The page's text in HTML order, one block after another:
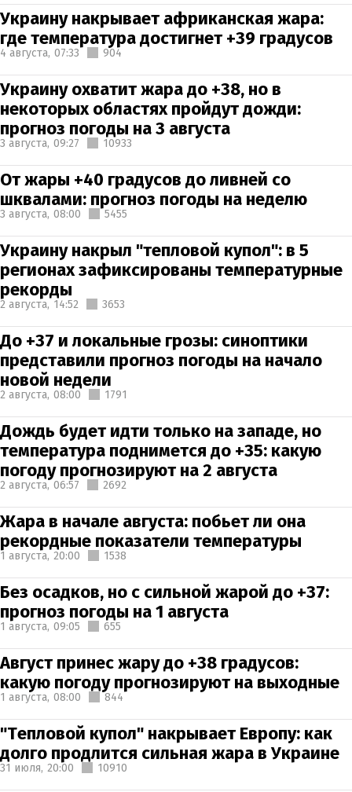
Украину накрывает африканская жара:
где температура достигнет +39 градусов
4 августа, 07:33 904
Украину охватит жара до +38, но в
некоторых областях пройдут дожди:
прогноз погоды на 3 августа
3 августа, 09:27 10933
От жары +40 градусов до ливней со
шквалами: прогноз погоды на неделю
3 августа, 08:00 5455
Украину накрыл "тепловой купол": в 5
регионах зафиксированы температурные
рекорды
2 августа, 14:52 3653
До +37 и локальные грозы: синоптики
представили прогноз погоды на начало
новой недели
2 августа, 08:00 1791
Дождь будет идти только на западе, но
температура поднимется до +35: какую
погоду прогнозируют на 2 августа
2 августа, 06:57 2692
Жара в начале августа: побьет ли она
рекордные показатели температуры
1 августа, 20:00 1538
Без осадков, но с сильной жарой до +37:
прогноз погоды на 1 августа
1 августа, 09:05 655
Август принес жару до +38 градусов:
какую погоду прогнозируют на выходные
1 августа, 08:00 844
"Тепловой купол" накрывает Европу: как
долго продлится сильная жара в Украине
31 июля, 20:00 10910